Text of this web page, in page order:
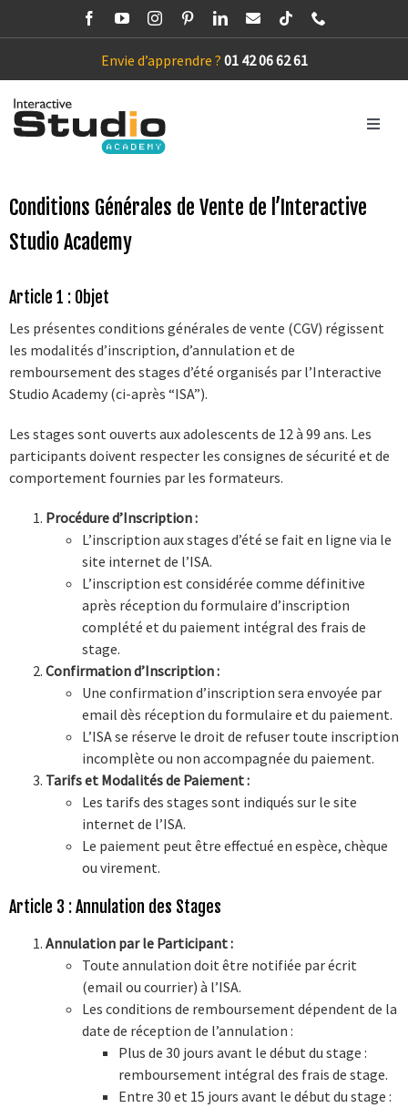
Envie d’apprendre ? 01 42 06 62 61
Toggle
ACCUEIL
COURS PARTICULIERS IA
STAGES VACANCES
WORKSHOPS
L’AGENCE
INSCRIPTION
Conditions Générales de Vente de l’Interactive
Studio Academy
Article 1 : Objet
Les présentes conditions générales de vente (CGV) régissent
les modalités d’inscription, d’annulation et de
remboursement des stages d’été organisés par l’Interactive
Studio Academy (ci-après “ISA”).
Les stages sont ouverts aux adolescents de 12 à 99 ans. Les
participants doivent respecter les consignes de sécurité et de
comportement fournies par les formateurs.
Procédure d’Inscription :
L’inscription aux stages d’été se fait en ligne via le
site internet de l’ISA.
L’inscription est considérée comme définitive
après réception du formulaire d’inscription
complété et du paiement intégral des frais de
stage.
Confirmation d’Inscription :
Une confirmation d’inscription sera envoyée par
email dès réception du formulaire et du paiement.
L’ISA se réserve le droit de refuser toute inscription
incomplète ou non accompagnée du paiement.
Tarifs et Modalités de Paiement :
Les tarifs des stages sont indiqués sur le site
internet de l’ISA.
Le paiement peut être effectué en espèce, chèque
ou virement.
Article 3 : Annulation des Stages
Annulation par le Participant :
Toute annulation doit être notifiée par écrit
(email ou courrier) à l’ISA.
Les conditions de remboursement dépendent de la
date de réception de l’annulation :
Plus de 30 jours avant le début du stage :
remboursement intégral des frais de stage.
Entre 30 et 15 jours avant le début du stage :